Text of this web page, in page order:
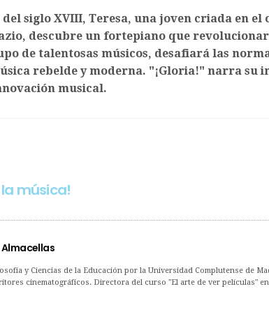
del siglo XVIII, Teresa, una joven criada en el
descubre un fortepiano que
de talentosas músicos, desafiará las
rebelde y moderna. "¡Gloria!" narra su
musical.
la música!
Almacellas
y Ciencias de la Educación por la Universidad Complutense de
cinematográficos. Directora del curso "El arte de ver películas"